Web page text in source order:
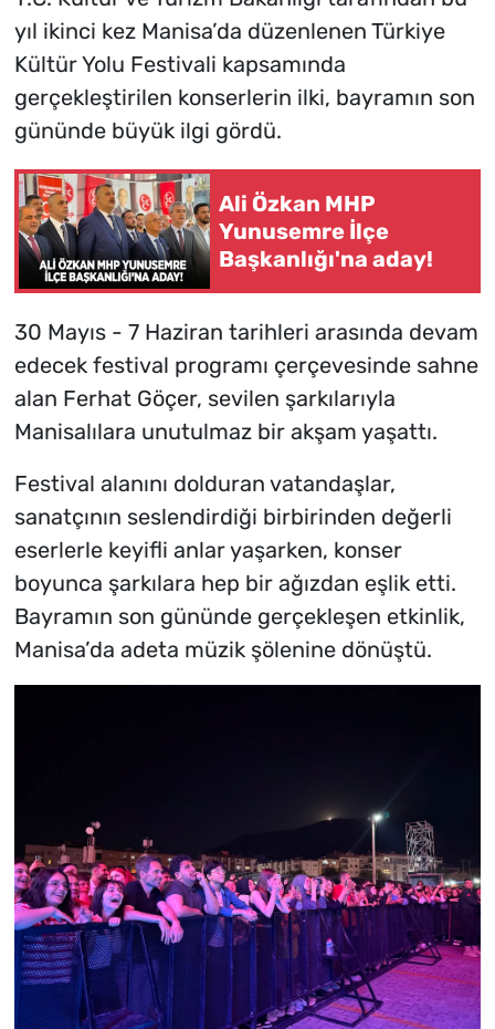
yıl ikinci kez Manisa’da düzenlenen Türkiye
Kültür Yolu Festivali kapsamında
gerçekleştirilen konserlerin ilki, bayramın son
gününde büyük ilgi gördü.
Ali Özkan MHP
Yunusemre İlçe
Başkanlığı'na aday!
30 Mayıs - 7 Haziran tarihleri arasında devam
edecek festival programı çerçevesinde sahne
alan Ferhat Göçer, sevilen şarkılarıyla
Manisalılara unutulmaz bir akşam yaşattı.
Festival alanını dolduran vatandaşlar,
sanatçının seslendirdiği birbirinden değerli
eserlerle keyifli anlar yaşarken, konser
boyunca şarkılara hep bir ağızdan eşlik etti.
Bayramın son gününde gerçekleşen etkinlik,
Manisa’da adeta müzik şölenine dönüştü.